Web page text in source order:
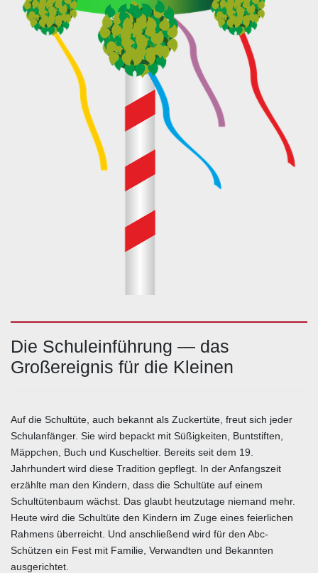
Die Schuleinführung — das
Großereignis für die Kleinen
Auf die Schultüte, auch bekannt als Zuckertüte, freut sich jeder
Schulanfänger. Sie wird bepackt mit Süßigkeiten, Buntstiften,
Mäppchen, Buch und Kuscheltier. Bereits seit dem 19.
Jahrhundert wird diese Tradition gepflegt. In der Anfangszeit
erzählte man den Kindern, dass die Schultüte auf einem
Schultütenbaum wächst. Das glaubt heutzutage niemand mehr.
Heute wird die Schultüte den Kindern im Zuge eines feierlichen
Rahmens überreicht. Und anschließend wird für den Abc-
Schützen ein Fest mit Familie, Verwandten und Bekannten
ausgerichtet.